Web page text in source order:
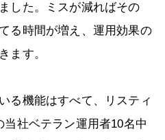
した。ミスが減ればその
る時間が増え、運用効果の
ます。
る機能はすべて、リスティ
社ベテラン運用者10名中